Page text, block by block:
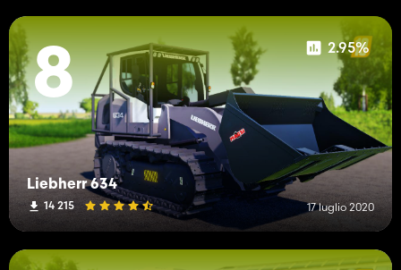
8 2.95%
Liebherr 634
14 215 17 luglio 2020